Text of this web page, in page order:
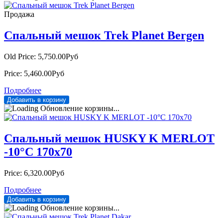
Продажа
Спальный мешок Trek Planet Bergen
Old Price: 5,750.00Руб
Price: 5,460.00Руб
Подробнее
Обновление корзины...
Спальный мешок HUSKY K MERLOT
-10°С 170х70
Price: 6,320.00Руб
Подробнее
Обновление корзины...